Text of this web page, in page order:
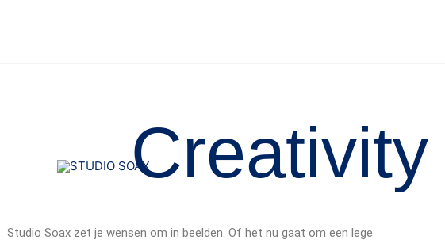
Studio Soax zet je wensen om in beelden. Of het nu gaat om een lege